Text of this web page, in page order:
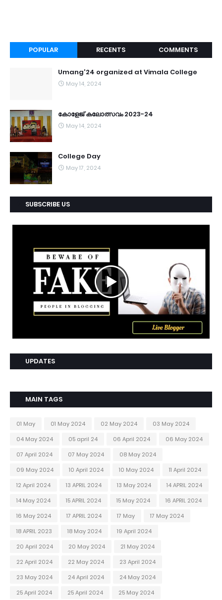
POPULAR RECENTS COMMENTS
Umang'24 organized at Vimala College
May 14, 2024
കോളേജ് കലോത്സവം 2023-24
May 14, 2024
College Day
May 17, 2024
SUBSCRIBE US
UPDATES
MAIN TAGS
01 May 01 May 2024 02 May 2024
03 May 2024
04 May 2024
05 april 24 06 April 2024
06 May 2024
07 April 2024
07 May 2024
08 May 2024
09 May 2024
10 April 2024 10 May 2024
11 April 2024
12 April 2024
13 APRIL 2024 13 May 2024
14 APRIL 2024
14 May 2024
15 APRIL 2024 15 May 2024
16 APRIL 2024
16 May 2024
17 APRIL 2024 17 May
17 May 2024
18 APRIL 2023
18 May 2024
19 April 2024
20 April 2024
20 May 2024
21 May 2024
22 April 2024
22 May 2024
23 April 2024
23 May 2024
24 April 2024
24 May 2024
25 April 2024
25 April 2024
25 May 2024